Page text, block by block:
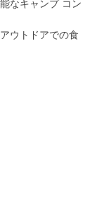
なキャンプ コン
ウトドアでの食